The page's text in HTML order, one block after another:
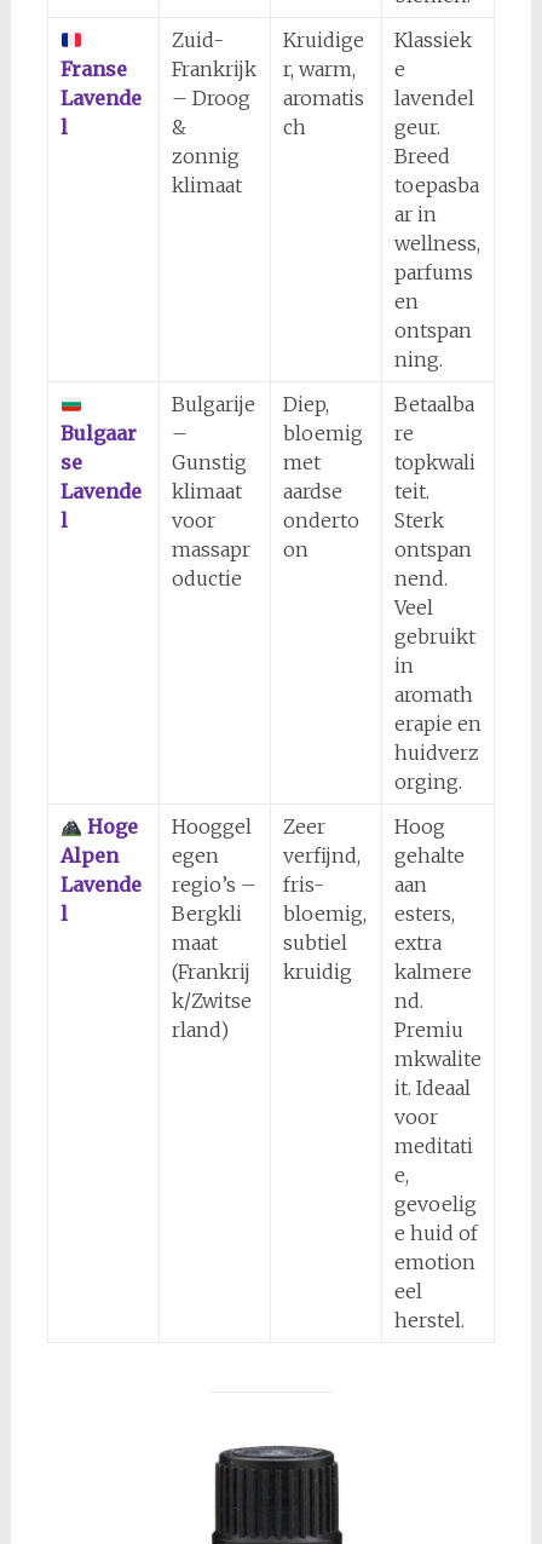
Franse
Lavende
l
Zuid-
Frankrijk
– Droog
&
zonnig
klimaat
Kruidige
r, warm,
aromatis
ch
Klassiek
e
lavendel
geur.
Breed
toepasba
ar in
wellness,
parfums
en
ontspan
ning.
Bulgaar
se
Lavende
l
Bulgarije
–
Gunstig
klimaat
voor
massapr
oductie
Diep,
bloemig
met
aardse
onderto
on
Betaalba
re
topkwali
teit.
Sterk
ontspan
nend.
Veel
gebruikt
in
aromath
erapie en
huidverz
orging.
Hoge
Alpen
Lavende
l
Hooggel
egen
regio’s –
Bergkli
maat
(Frankrij
k/Zwitse
rland)
Zeer
verfijnd,
fris-
bloemig,
subtiel
kruidig
Hoog
gehalte
aan
esters,
extra
kalmere
nd.
Premiu
mkwalite
it. Ideaal
voor
meditati
e,
gevoelig
e huid of
emotion
eel
herstel.